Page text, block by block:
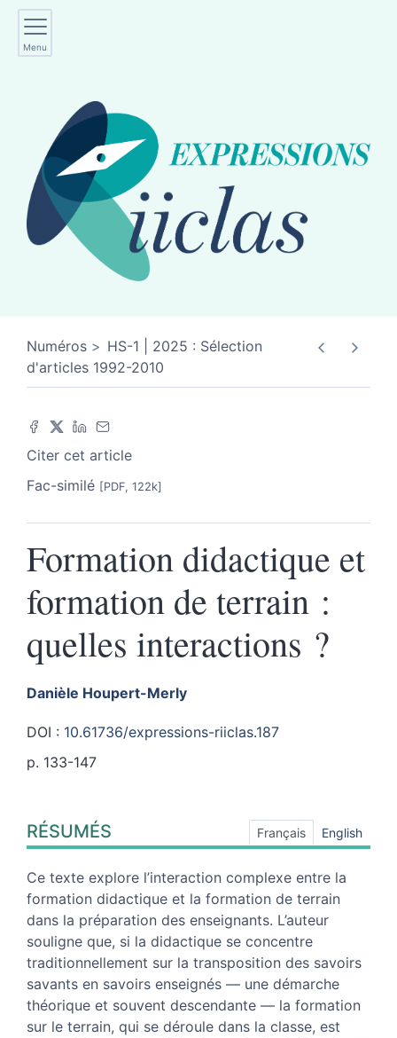
Menu
Numéros
HS-1 | 2025 : Sélection
d'articles 1992-2010
Citer cet article
Fac-similé [PDF, 122k]
Formation didactique et
formation de terrain :
quelles interactions ?
Danièle Houpert-Merly
DOI : 10.61736/expressions-riiclas.187
p. 133-147
Index
Plan
Texte
Notes
Illustrations
Citer cet article
Auteur
RÉSUMÉS Français English
Ce texte explore l’interaction complexe entre la
formation didactique et la formation de terrain
dans la préparation des enseignants. L’auteur
souligne que, si la didactique se concentre
traditionnellement sur la transposition des savoirs
savants en savoirs enseignés — une démarche
théorique et souvent descendante — la formation
sur le terrain, qui se déroule dans la classe, est